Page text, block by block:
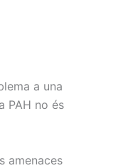
a una
PAH no és
amenaces